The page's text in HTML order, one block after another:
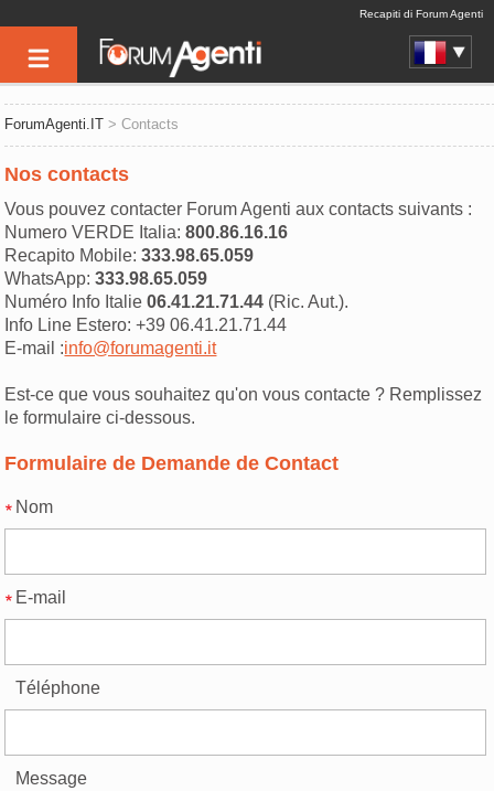
Recapiti di Forum Agenti
ForumAgenti.IT > Contacts
Nos contacts
Vous pouvez contacter Forum Agenti aux contacts suivants :
Numero VERDE Italia:800.86.16.16
Recapito Mobile:333.98.65.059
WhatsApp:333.98.65.059
Numéro Info Italie06.41.21.71.44 (Ric. Aut.).
Info Line Estero: +39 06.41.21.71.44
E-mail :info@forumagenti.it
Est-ce que vous souhaitez qu'on vous contacte ? Remplissez
le formulaire ci-dessous.
Formulaire de Demande de Contact
Nom
E-mail
Téléphone
Message